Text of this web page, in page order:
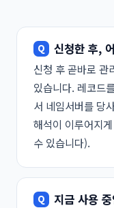
신청한 후,
신청 후 곧바로
있습니다. 레코드
서 네임서버를 당
해석이 이루어지
수 있습니다).
지금 사용